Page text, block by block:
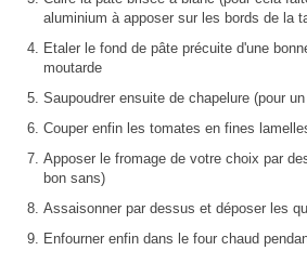
aluminium à apposer sur les bords de la
Etaler le fond de pâte précuite d'une
moutarde
Saupoudrer ensuite de chapelure (pour
Couper enfin les tomates en fines
Apposer le fromage de votre choix par
bon sans)
Assaisonner par dessus et déposer les
Enfourner enfin dans le four chaud